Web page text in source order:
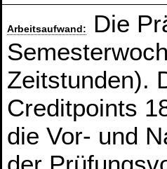
Arbeitsaufwand:
Die
Zeitstunden).
Creditpoints
die Vor- und